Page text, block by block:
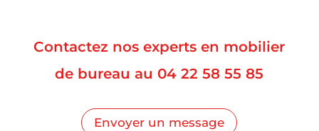
Contactez nos experts en mobilier
de bureau au 04 22 58 55 85
Envoyer un message